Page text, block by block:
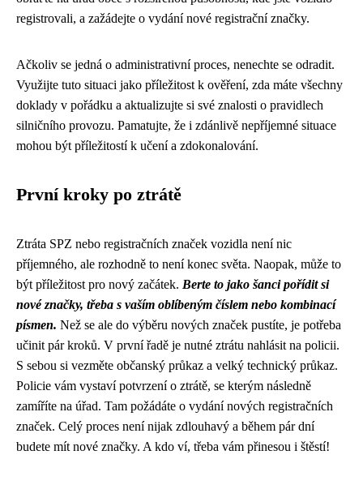
registrovali, a zažádejte o vydání nové registrační značky.
Ačkoliv se jedná o administrativní proces, nenechte se odradit.
Využijte tuto situaci jako příležitost k ověření, zda máte všechny
doklady v pořádku a aktualizujte si své znalosti o pravidlech
silničního provozu. Pamatujte, že i zdánlivě nepříjemné situace
mohou být příležitostí k učení a zdokonalování.
První kroky po ztrátě
Ztráta SPZ nebo registračních značek vozidla není nic
příjemného, ale rozhodně to není konec světa. Naopak, může to
být příležitost pro nový začátek. Berte to jako šanci pořídit si
nové značky, třeba s vaším oblíbeným číslem nebo kombinací
písmen. Než se ale do výběru nových značek pustíte, je potřeba
učinit pár kroků. V první řadě je nutné ztrátu nahlásit na policii.
S sebou si vezměte občanský průkaz a velký technický průkaz.
Policie vám vystaví potvrzení o ztrátě, se kterým následně
zamíříte na úřad. Tam požádáte o vydání nových registračních
značek. Celý proces není nijak zdlouhavý a během pár dní
budete mít nové značky. A kdo ví, třeba vám přinesou i štěstí!